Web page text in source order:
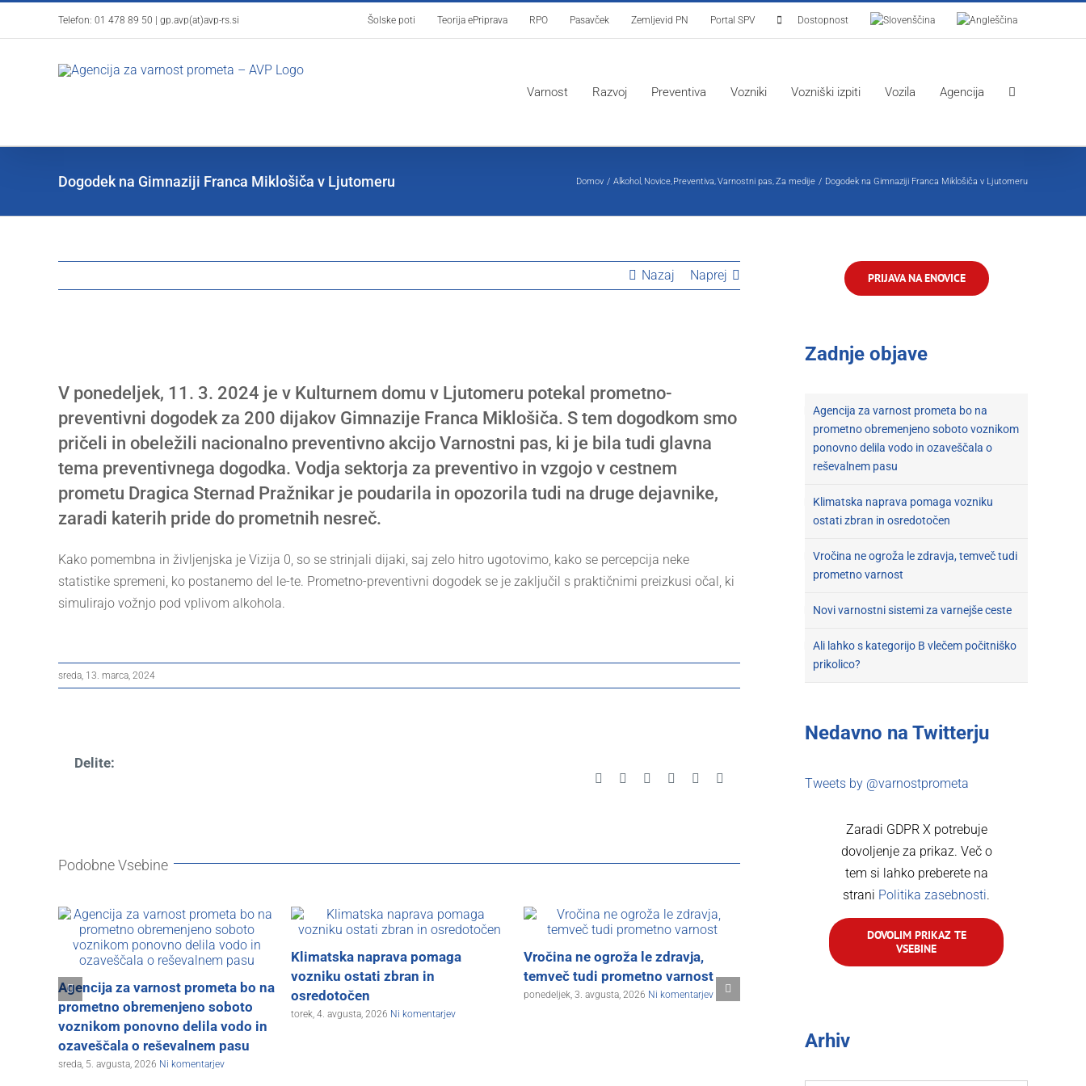
Telefon: 01 478 89 50 gp.avp(at)avp-rs.si Šolske poti Teorija ePriprava RPO Pasavček Zemljevid PN Portal SPV Dostopnost
Varnost Razvoj Preventiva Vozniki Vozniški izpiti Vozila Agencija
Dogodek na Gimnaziji Franca Miklošiča v Ljutomeru Domov Alkohol Novice Preventiva Varnostni pas Za medije Dogodek na Gimnaziji Franca Miklošiča v Ljutomeru
Nazaj Naprej
Image
V ponedeljek, 11. 3. 2024 je v Kulturnem domu v Ljutomeru potekal prometno-
preventivni dogodek za 200 dijakov Gimnazije Franca Miklošiča. S tem dogodkom smo
pričeli in obeležili nacionalno preventivno akcijo Varnostni pas, ki je bila tudi glavna
tema preventivnega dogodka. Vodja sektorja za preventivo in vzgojo v cestnem
prometu Dragica Sternad Pražnikar je poudarila in opozorila tudi na druge dejavnike,
zaradi katerih pride do prometnih nesreč.
Kako pomembna in življenjska je Vizija 0, so se strinjali dijaki, saj zelo hitro ugotovimo, kako se percepcija neke
statistike spremeni, ko postanemo del le-te. Prometno-preventivni dogodek se je zaključil s praktičnimi preizkusi očal, ki
simulirajo vožnjo pod vplivom alkohola.
sreda, 13. marca, 2024
Delite:
Facebook Reddit LinkedInPinterest
Podobne Vsebine
Agencija za varnost prometa bo na
prometno obremenjeno soboto
voznikom ponovno delila vodo in
ozaveščala o reševalnem pasu
sreda, 5. avgusta, 2026 Ni komentarjev
Klimatska naprava pomaga
vozniku ostati zbran in
osredotočen
torek, 4. avgusta, 2026 Ni komentarjev
Vročina ne ogroža le zdravja,
temveč tudi prometno varnost
ponedeljek, 3. avgusta, 2026 Ni komentarjev
Novi varnostni sistemi za varnejše
Ali lahko s
PRIJAVA NA ENOVICE
Zadnje objave
Agencija za varnost prometa bo na
prometno obremenjeno soboto voznikom
ponovno delila vodo in ozaveščala o
reševalnem pasu
Klimatska naprava pomaga vozniku
ostati zbran in osredotočen
Vročina ne ogroža le zdravja, temveč tudi
prometno varnost
Novi varnostni sistemi za varnejše ceste
Ali lahko s kategorijo B vlečem počitniško
prikolico?
Nedavno na Twitterju
Tweets by @varnostprometa
Zaradi GDPR X potrebuje
dovoljenje za prikaz. Več o
tem si lahko preberete na
strani Politika zasebnosti.
DOVOLIM PRIKAZ TE
VSEBINE
Arhiv